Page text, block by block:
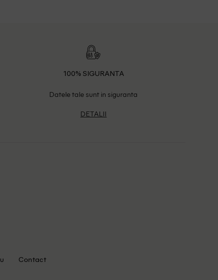
100% SIGURANTA
Datele tale sunt in siguranta
DETALII
Contact